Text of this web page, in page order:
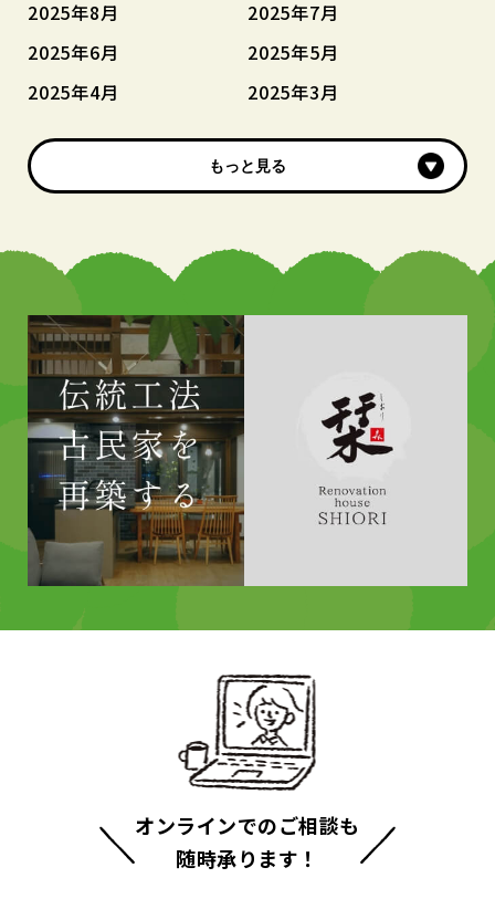
2025年8月
2025年7月
2025年6月
2025年5月
2025年4月
2025年3月
もっと見る
もっと見る
オンラインでのご相談も
随時承ります！